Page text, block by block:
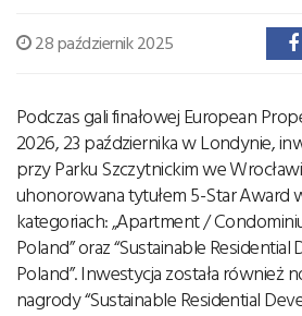
28 październik 2025
Podczas gali finałowej European
2026, 23 października w Londynie,
przy Parku Szczytnickim we
uhonorowana tytułem 5-Star Award
kategoriach: „Apartment /
Poland” oraz “Sustainable
Poland”. Inwestycja została również
nagrody “Sustainable Residential